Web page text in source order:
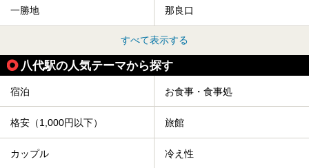
一勝地 那良口
すべて表示する
八代駅の人気テーマから探す
宿泊 お食事・食事処
格安（1,000円以下） 旅館
カップル 冷え性